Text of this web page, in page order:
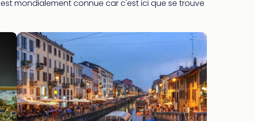
est mondialement connue car c'est ici que se trouve